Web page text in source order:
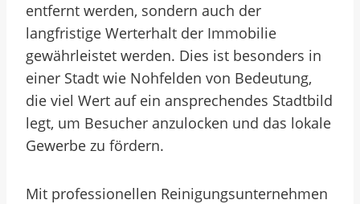
entfernt werden, sondern auch der
langfristige Werterhalt der Immobilie
gewährleistet werden. Dies ist besonders in
einer Stadt wie Nohfelden von Bedeutung,
die viel Wert auf ein ansprechendes Stadtbild
legt, um Besucher anzulocken und das lokale
Gewerbe zu fördern.
Mit professionellen Reinigungsunternehmen